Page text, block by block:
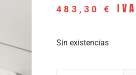
483,30 €
Sin existencias